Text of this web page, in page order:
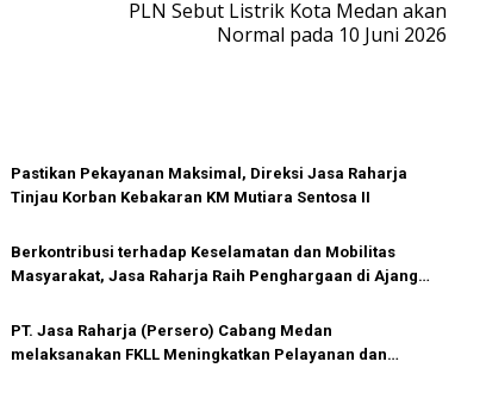
PLN Sebut Listrik Kota Medan akan
Normal pada 10 Juni 2026
Pastikan Pekayanan Maksimal, Direksi Jasa Raharja
Tinjau Korban Kebakaran KM Mutiara Sentosa II
Berkontribusi terhadap Keselamatan dan Mobilitas
Masyarakat, Jasa Raharja Raih Penghargaan di Ajang
PT. Jasa Raharja (Persero) Cabang Medan
melaksanakan FKLL Meningkatkan Pelayanan dan